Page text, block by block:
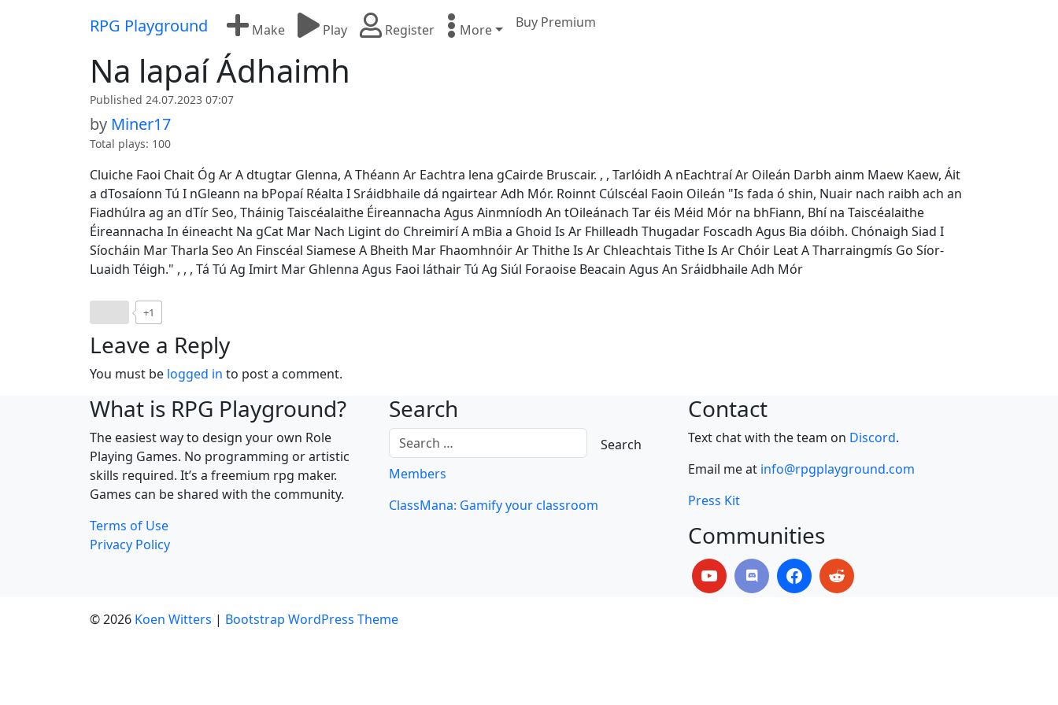
RPG Playground Make Play Register More Buy Premium
Na lapaí Ádhaimh
Published 24.07.2023 07:07
by Miner17
Total plays: 100
Cluiche Faoi Chait Óg Ar A dtugtar Glenna, A Théann Ar Eachtra lena gCairde Bruscair. , , Tarlóidh A nEachtraí Ar Oileán Darbh ainm Maew Kaew, Áit
a dTosaíonn Tú I nGleann na bPopaí Réalta I Sráidbhaile dá ngairtear Adh Mór. Roinnt Cúlscéal Faoin Oileán "Is fada ó shin, Nuair nach raibh ach an
Fiadhúlra ag an dTír Seo, Tháinig Taiscéalaithe Éireannacha Agus Ainmníodh An tOileánach Tar éis Méid Mór na bhFiann, Bhí na Taiscéalaithe
Éireannacha In éineacht Na gCat Mar Nach Ligint do Chreimirí A mBia a Ghoid Is Ar Fhilleadh Thugadar Foscadh Agus Bia dóibh. Chónaigh Siad I
Síocháin Mar Tharla Seo An Finscéal Siamese A Bheith Mar Fhaomhnóir Ar Thithe Is Ar Chleachtais Tithe Is Ar Chóir Leat A Tharraingmís Go Síor-
Luaidh Téigh." , , , Tá Tú Ag Imirt Mar Ghlenna Agus Faoi láthair Tú Ag Siúl Foraoise Beacain Agus An Sráidbhaile Adh Mór
+1
Leave a Reply
You must be logged in to post a comment.
What is RPG Playground?
The easiest way to design your own Role
Playing Games. No programming or artistic
skills required. It’s a freemium rpg maker.
Games can be shared with the community.
Terms of Use
Privacy Policy
Search
Members
ClassMana: Gamify your classroom
Contact
Text chat with the team on Discord.
Email me at info@rpgplayground.com
Press Kit
Communities
© 2026 Koen Witters | Bootstrap WordPress Theme